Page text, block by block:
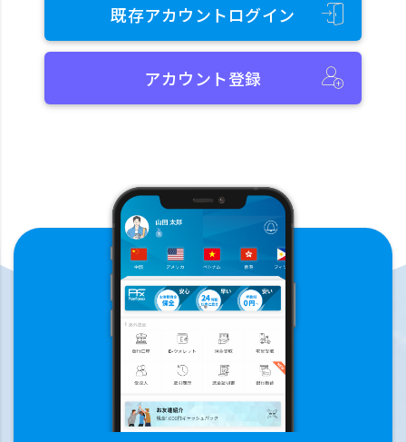
既存アカウントログイン
アカウント登録